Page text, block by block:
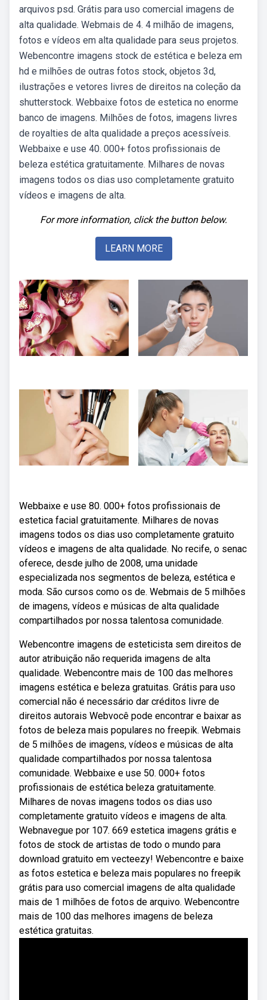
arquivos psd. Grátis para uso comercial imagens de
alta qualidade. Webmais de 4. 4 milhão de imagens,
fotos e vídeos em alta qualidade para seus projetos.
Webencontre imagens stock de estética e beleza em
hd e milhões de outras fotos stock, objetos 3d,
ilustrações e vetores livres de direitos na coleção da
shutterstock. Webbaixe fotos de estetica no enorme
banco de imagens. Milhões de fotos, imagens livres
de royalties de alta qualidade a preços acessíveis.
Webbaixe e use 40. 000+ fotos profissionais de
beleza estética gratuitamente. Milhares de novas
imagens todos os dias uso completamente gratuito
vídeos e imagens de alta.
For more information, click the button below.
LEARN MORE
Webbaixe e use 80. 000+ fotos profissionais de
estetica facial gratuitamente. Milhares de novas
imagens todos os dias uso completamente gratuito
vídeos e imagens de alta qualidade. No recife, o senac
oferece, desde julho de 2008, uma unidade
especializada nos segmentos de beleza, estética e
moda. São cursos como os de. Webmais de 5 milhões
de imagens, vídeos e músicas de alta qualidade
compartilhados por nossa talentosa comunidade.
Webencontre imagens de esteticista sem direitos de
autor atribuição não requerida imagens de alta
qualidade. Webencontre mais de 100 das melhores
imagens estética e beleza gratuitas. Grátis para uso
comercial não é necessário dar créditos livre de
direitos autorais Webvocê pode encontrar e baixar as
fotos de beleza mais populares no freepik. Webmais
de 5 milhões de imagens, vídeos e músicas de alta
qualidade compartilhados por nossa talentosa
comunidade. Webbaixe e use 50. 000+ fotos
profissionais de estética beleza gratuitamente.
Milhares de novas imagens todos os dias uso
completamente gratuito vídeos e imagens de alta.
Webnavegue por 107. 669 estetica imagens grátis e
fotos de stock de artistas de todo o mundo para
download gratuito em vecteezy! Webencontre e baixe
as fotos estetica e beleza mais populares no freepik
grátis para uso comercial imagens de alta qualidade
mais de 1 milhões de fotos de arquivo. Webencontre
mais de 100 das melhores imagens de beleza
estética gratuitas.